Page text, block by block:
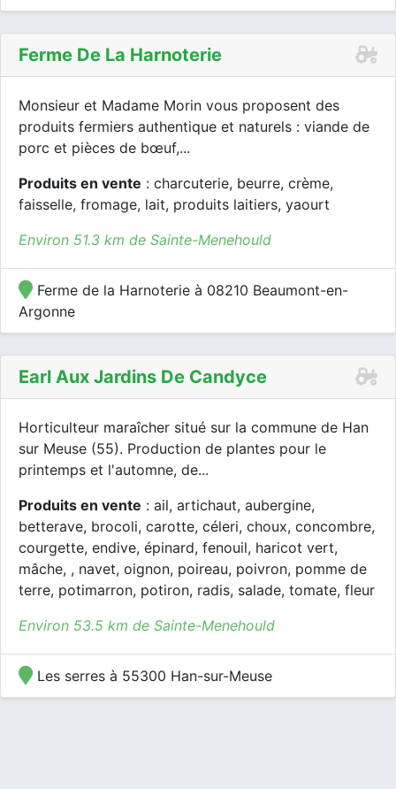
Ferme De La Harnoterie
Monsieur et Madame Morin vous proposent des
produits fermiers authentique et naturels : viande de
porc et pièces de bœuf,...
Produits en vente : charcuterie, beurre, crème,
faisselle, fromage, lait, produits laitiers, yaourt
Environ 51.3 km de Sainte-Menehould
Ferme de la Harnoterie à 08210 Beaumont-en-
Argonne
Earl Aux Jardins De Candyce
Horticulteur maraîcher situé sur la commune de Han
sur Meuse (55). Production de plantes pour le
printemps et l'automne, de...
Produits en vente : ail, artichaut, aubergine,
betterave, brocoli, carotte, céleri, choux, concombre,
courgette, endive, épinard, fenouil, haricot vert,
mâche, , navet, oignon, poireau, poivron, pomme de
terre, potimarron, potiron, radis, salade, tomate, fleur
Environ 53.5 km de Sainte-Menehould
Les serres à 55300 Han-sur-Meuse